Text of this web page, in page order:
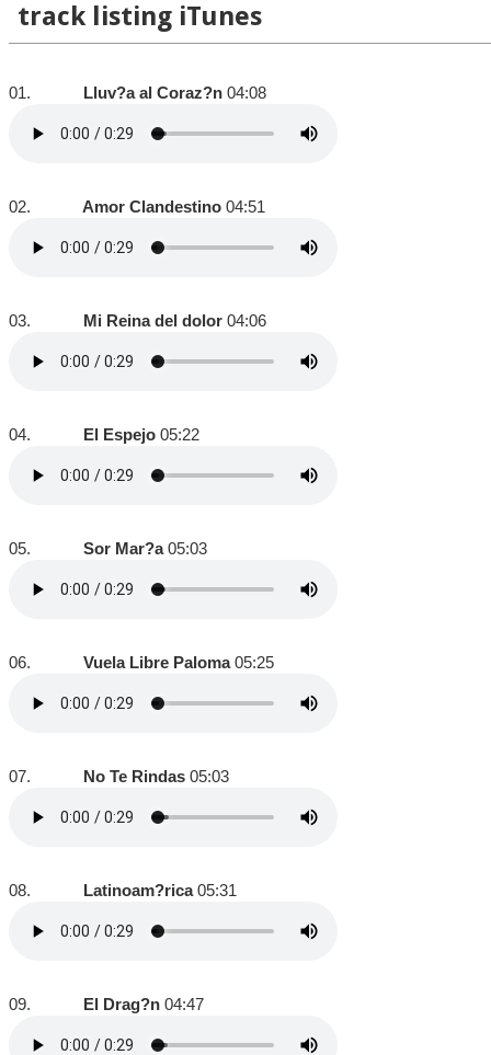
track listing iTunes
01. Lluv?a al Coraz?n 04:08
02. Amor Clandestino 04:51
03. Mi Reina del dolor 04:06
04. El Espejo 05:22
05. Sor Mar?a05:03
06. Vuela Libre Paloma05:25
07. No Te Rindas 05:03
08. Latinoam?rica05:31
09. El Drag?n 04:47